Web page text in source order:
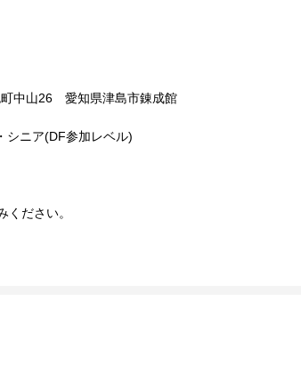
中山26 愛知県津島市錬成館
シニア(DF参加レベル)
ださい。